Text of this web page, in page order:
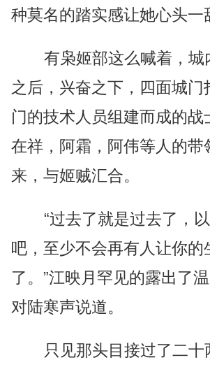
种莫名的踏实感让她心头一
有枭姬部这么喊着，城
之后，兴奋之下，四面城门
门的技术人员组建而成的战
在祥，阿霜，阿伟等人的带
来，与姬贼汇合。
“过去了就是过去了，
吧，至少不会再有人让你的
了。”江映月罕见的露出了
对陆寒声说道。
只见那头目接过了二十